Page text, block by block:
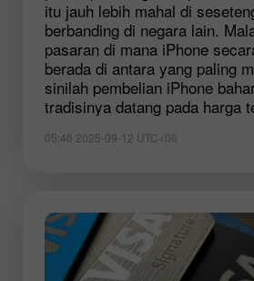
itu jauh lebih mahal di
berbanding di negara lain.
pasaran di mana iPhone
berada di antara yang paling
sinilah pembelian iPhone
tradisinya datang pada harga
05:46 2025-09-12 UTC+00